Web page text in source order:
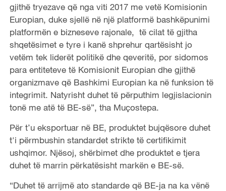
gjithë tryezave që nga viti 2017 me vetë Komisionin
Europian, duke sjellë në një platformë bashkëpunimi
platformën e bizneseve rajonale, të cilat të gjitha
shqetësimet e tyre i kanë shprehur qartësisht jo
vetëm tek liderët politikë dhe qeveritë, por sidomos
para entiteteve të Komisionit Europian dhe gjithë
organizmave që Bashkimi Europian ka në funksion të
integrimit. Natyrisht duhet të përputhim legjislacionin
tonë me atë të BE-së”, tha Muçostepa.
Për t’u eksportuar në BE, produktet bujqësore duhet
t'i përmbushin standardet strikte të certifikimit
ushqimor. Njësoj, shërbimet dhe produktet e tjera
duhet të marrin përkatësisht markën e BE-së.
“Duhet të arrijmë ato standarde që BE-ja na ka vënë